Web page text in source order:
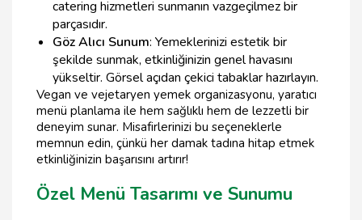
catering hizmetleri sunmanın vazgeçilmez bir
parçasıdır.
Göz Alıcı Sunum: Yemeklerinizi estetik bir
şekilde sunmak, etkinliğinizin genel havasını
yükseltir. Görsel açıdan çekici tabaklar hazırlayın.
Vegan ve vejetaryen yemek organizasyonu, yaratıcı
menü planlama ile hem sağlıklı hem de lezzetli bir
deneyim sunar. Misafirlerinizi bu seçeneklerle
memnun edin, çünkü her damak tadına hitap etmek
etkinliğinizin başarısını artırır!
Özel Menü Tasarımı ve Sunumu